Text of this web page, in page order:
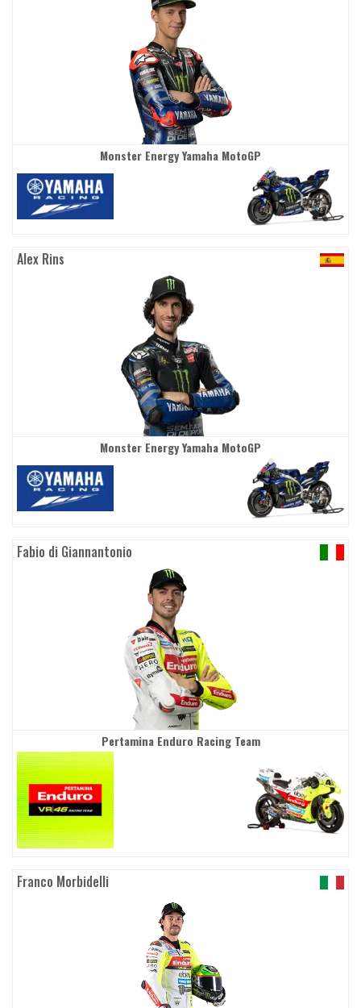
Monster Energy Yamaha MotoGP
Alex Rins
Monster Energy Yamaha MotoGP
Fabio di Giannantonio
Pertamina Enduro Racing Team
Franco Morbidelli